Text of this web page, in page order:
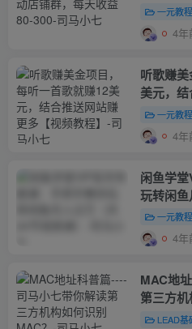
一元教
4年
听歌赚
美元，
程】一元教
4年
闲鱼学
玩转闲鱼
一元教
4年
MAC地
第三方机
LEAD基